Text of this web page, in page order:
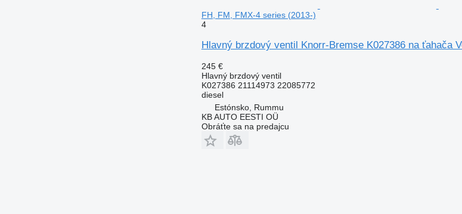
FH, FM, FMX-4 series (2013-)
4
Hlavný brzdový ventil Knorr-Bremse K027386 na ťahača
245 €
Hlavný brzdový ventil
K027386 21114973 22085772
diesel
Estónsko, Rummu
KB AUTO EESTI OÜ
Obráťte sa na predajcu